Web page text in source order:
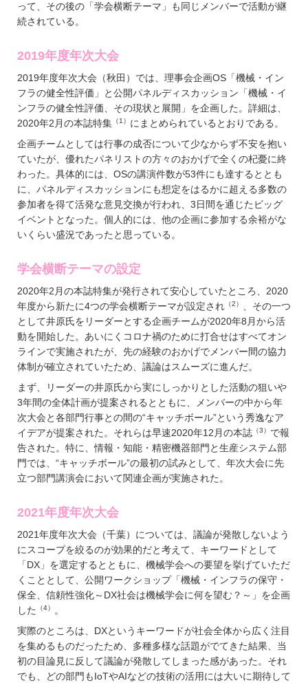
って、その後の「学会横断テーマ」も同じメンバーで活動が継
続されている。
2019年度年次大会
2019年度年次大会（秋田）では、理事会企画OS「機械・イン
フラの健全性評価」と公開パネルディスカッション「機械・イ
ンフラの健全性評価、その現状と展開」を企画した。詳細は、
2020年2月の本誌特集 （1） にまとめられているとおりである。
企画チームとしては行事の成否について少なからず不安を抱い
ていたが、優れたパネリストの方々のおかげで全くの杞憂に終
わった。具体的には、OSの講演件数が53件にも達するととも
に、パネルディスカッションにも想定をはるかに超える多数の
参加者を得て活発な意見交換が行われ、3日間を通じたビッグ
イベントとなった。個人的には、他の企画に参加する余裕がな
いくらい盛況であったと思っている。
学会横断テーマの設定
2020年2月の本誌特集が発行されて安心していたところ、2020
年度から新たに4つの学会横断テーマが設定され （2） 、その一つ
として井原氏をリーダーとする企画チームが2020年8月から活
動を開始した。あいにくコロナ禍のために打合せはすべてオン
ラインで実施されたが、先の経験のおかげでメンバー間の協力
体制が確立されていたため、議論はスムーズに進んだ。
まず、リーダーの井原氏から実にしっかりとした活動の狙いや
3年間の全体計画が提案されるとともに、メンバーの中から年
次大会と各部門行事との間の“キャッチボール”という秀逸なア
イデアが提案された。それらは早速2020年12月の本誌（3） で報
告された。特に、情報・知能・精密機器部門と生産システム部
門では、“キャッチボール”の最初の試みとして、年次大会に先
立つ部門講演会において関連企画が実施された。
2021年度年次大会
2021年度年次大会（千葉）については、議論が発散しないよう
にスコープを絞るのが効果的だと考えて、キーワードとして
「DX」を選定するとともに、機械学会への要望を挙げていただ
くこととして、公開ワークショップ「機械・インフラの保守・
保全、信頼性強化～DX社会は機械学会に何を望む？～」を企画
した
（4） 。
実際のところは、DXというキーワードが社会全体から広く注目
を集めるものだったため、多種多様な話題がでてきた結果、当
初の目論見に反して議論が発散してしまった感があった。それ
でも、どの部門もIoTやAIなどの技術の活用には大いに期待して